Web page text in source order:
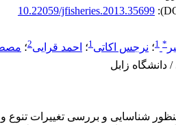
10.22059/jfisheries.2013.35699
*
1؛ نرجس اکاتی1؛ احمد قرایی2؛
زابل